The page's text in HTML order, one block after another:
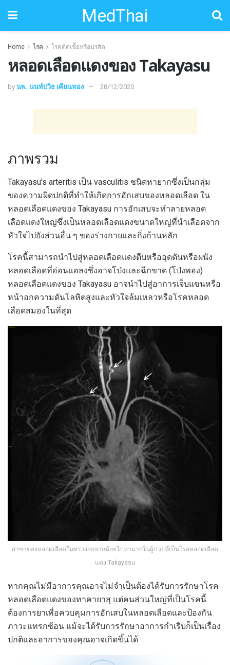
MedThai
Home โรค โรคติดเชื้อหรือปรสิต
หลอดเลือดแดงของ Takayasu
by นพ. นนท์ปวิธ เคียนทอง 28/12/2020
ภาพรวม
Takayasu’s arteritis เป็น vasculitis ชนิดหายากซึ่งเป็นกลุ่ม
ของความผิดปกติที่ทำให้เกิดการอักเสบของหลอดเลือด ใน
หลอดเลือดแดงของ Takayasu การอักเสบจะทำลายหลอด
เลือดแดงใหญ่ซึ่งเป็นหลอดเลือดแดงขนาดใหญ่ที่นำเลือดจาก
หัวใจไปยังส่วนอื่น ๆ ของร่างกายและกิ่งก้านหลัก
โรคนี้สามารถนำไปสู่หลอดเลือดแดงตีบหรืออุดตันหรือผนัง
หลอดเลือดที่อ่อนแอลงซึ่งอาจโป่งและฉีกขาด (โป่งพอง)
หลอดเลือดแดงของ Takayasu อาจนำไปสู่อาการเจ็บแขนหรือ
หน้าอกความดันโลหิตสูงและหัวใจล้มเหลวหรือโรคหลอด
เลือดสมองในที่สุด
สาขาของหลอดเลือดในทรวงอกจากน้อยไปหามากในผู้ป่วยที่เป็นโรคหลอดเลือด
แดง Takayasu
หากคุณไม่มีอาการคุณอาจไม่จำเป็นต้องได้รับการรักษาโรค
หลอดเลือดแดงของทาคายาสุ แต่คนส่วนใหญ่ที่เป็นโรคนี้
ต้องการยาเพื่อควบคุมการอักเสบในหลอดเลือดและป้องกัน
ภาวะแทรกซ้อน แม้จะได้รับการรักษาอาการกำเริบก็เป็นเรื่อง
ปกติและอาการของคุณอาจเกิดขึ้นได้